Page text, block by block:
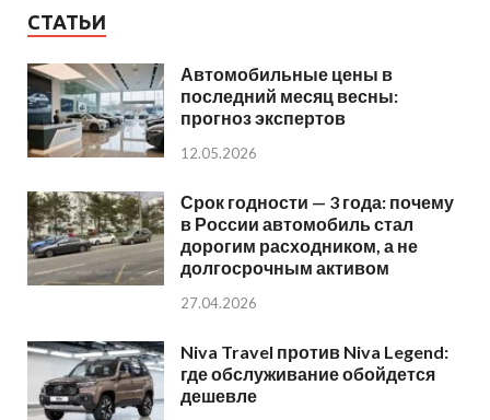
СТАТЬИ
Автомобильные цены в
последний месяц весны:
прогноз экспертов
12.05.2026
Срок годности — 3 года: почему
в России автомобиль стал
дорогим расходником, а не
долгосрочным активом
27.04.2026
Niva Travel против Niva Legend:
где обслуживание обойдется
дешевле